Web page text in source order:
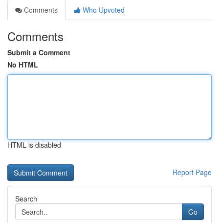
Comments
Who Upvoted
Comments
Submit a Comment
No HTML
HTML is disabled
Report Page
Search
Go